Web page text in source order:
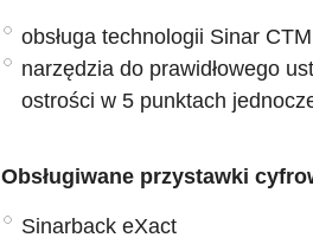
obsługa technologii Sinar
narzędzia do prawidłowego
ostrości w 5 punktach
Obsługiwane przystawki
Sinarback eXact